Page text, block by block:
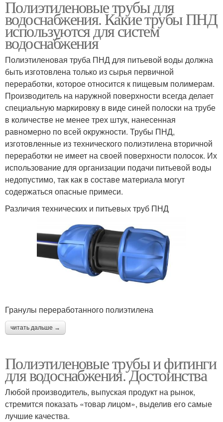
Полиэтиленовые трубы для
водоснабжения. Какие трубы ПНД
используются для систем
водоснабжения
Полиэтиленовая труба ПНД для питьевой воды должна
быть изготовлена только из сырья первичной
переработки, которое относится к пищевым полимерам.
Производитель на наружной поверхности всегда делает
специальную маркировку в виде синей полоски на трубе
в количестве не менее трех штук, нанесенная
равномерно по всей окружности. Трубы ПНД,
изготовленные из технического полиэтилена вторичной
переработки не имеет на своей поверхности полосок. Их
использование для организации подачи питьевой воды
недопустимо, так как в составе материала могут
содержаться опасные примеси.
Различия технических и питьевых труб ПНД
Гранулы переработанного полиэтилена
читать дальше →
Полиэтиленовые трубы и фитинги
для водоснабжения. Достоинства
Любой производитель, выпуская продукт на рынок,
стремится показать «товар лицом», выделив его самые
лучшие качества.